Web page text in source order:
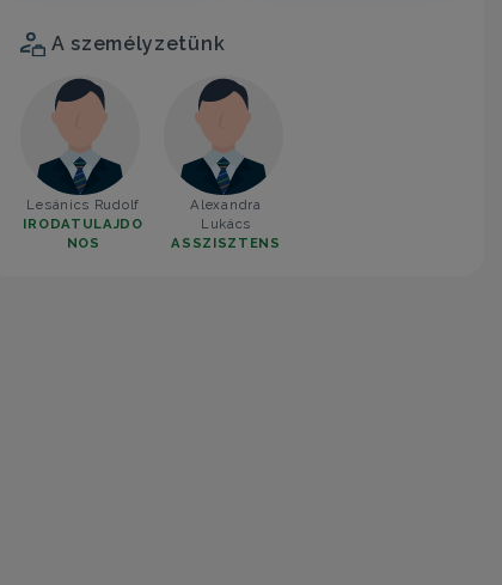
A személyzetünk
Lesánics Rudolf
IRODATULAJDO
NOS
Alexandra
Lukács
ASSZISZTENS